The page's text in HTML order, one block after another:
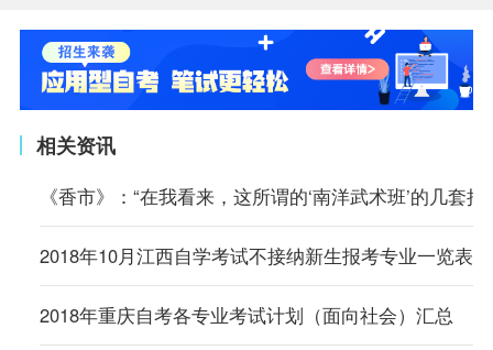
相关资讯
《香市》：“在我看来，这所谓的‘南洋武术班’的几套
2018年10月江西自学考试不接纳新生报考专业一览表
2018年重庆自考各专业考试计划（面向社会）汇总